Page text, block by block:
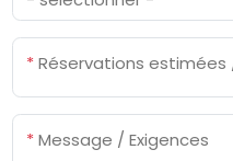
*Réservations estimées
*Message / Exigences